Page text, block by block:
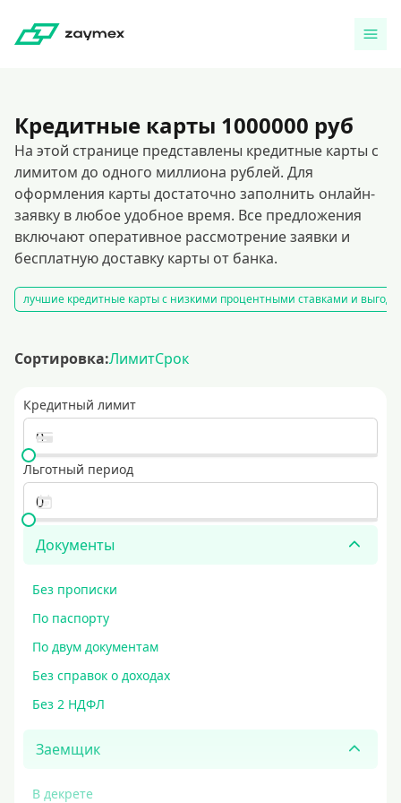
Кредитные карты 1000000 руб
На этой странице представлены кредитные карты с
лимитом до одного миллиона рублей. Для
оформления карты достаточно заполнить онлайн-
заявку в любое удобное время. Все предложения
включают оперативное рассмотрение заявки и
бесплатную доставку карты от банка.
лучшие кредитные карты с низкими процентными ставками и
Сортировка:ЛимитСрок
Кредитный лимит
Льготный период
Документы
Без прописки
По паспорту
По двум документам
Без справок о доходах
Без 2 НДФЛ
Заемщик
В декрете